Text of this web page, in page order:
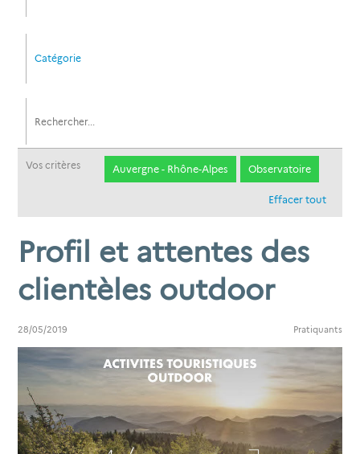
Catégorie
Vos critères Auvergne - Rhône-Alpes Observatoire
Effacer tout
Profil et attentes des
clientèles outdoor
28/05/2019 Pratiquants